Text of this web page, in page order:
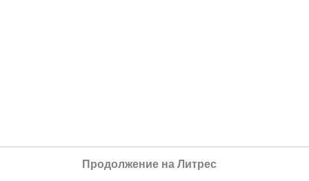
Продолжение на Литрес